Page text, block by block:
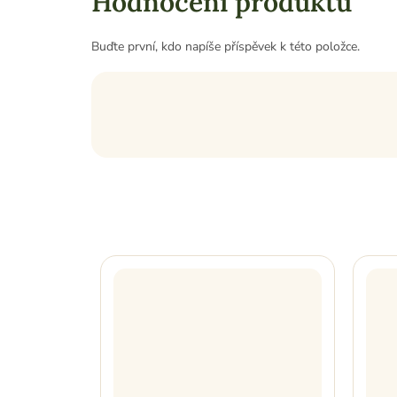
Buďte první, kdo napíše příspěvek k této položce.